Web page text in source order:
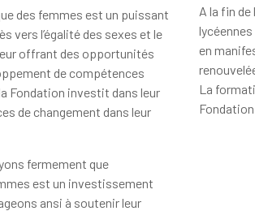
des femmes est un puissant
vers l’égalité des sexes et le
offrant des opportunités
de compétences
Fondation investit dans leur
de changement dans leur
fermement que
est un investissement
ansi à soutenir leur
A la fin
en
La